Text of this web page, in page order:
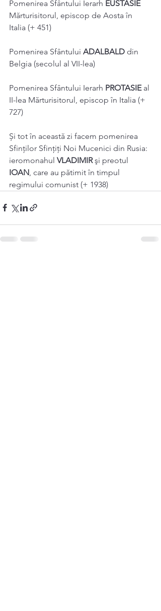
Pomenirea Sfântului Ierarh EUSTASIE
Mărturisitorul, episcop de Aosta în
Italia (+ 451)
Pomenirea Sfântului ADALBALD din
Belgia (secolul al VII-lea)
Pomenirea Sfântului Ierarh PROTASIE al
II-lea Mărturisitorul, episcop în Italia (+
727)
Și tot în această zi facem pomenirea
Sfinților Sfințiți Noi Mucenici din Rusia:
ieromonahul VLADIMIR şi preotul
IOAN , care au pătimit în timpul
regimului comunist (+ 1938)